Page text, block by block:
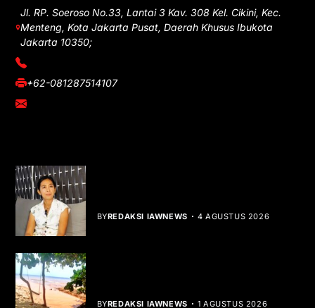
Jl. RP. Soeroso No.33, Lantai 3 Kav. 308 Kel. Cikini, Kec.
Menteng, Kota Jakarta Pusat, Daerah Khusus Ibukota
Jakarta 10350;
(021) 3908026
+62-081287514107
adm@iawnews.com
BYREDAKSI IAWNEWS 4 AGUSTUS 2026
BYREDAKSI IAWNEWS 1 AGUSTUS 2026